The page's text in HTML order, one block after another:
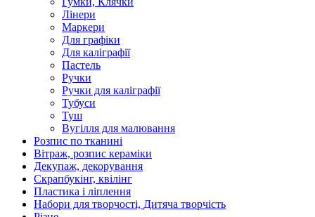
Лінери
Маркери
Для графіки
Для каліграфії
Пастель
Ручки
Ручки для каліграфії
Тубуси
Туш
Вугілля для малювання
Розпис по тканині
Вітраж, розпис кераміки
Декупаж, декорування
Скрапбукінг, квілінг
Пластика і ліплення
Набори для творчості, Дитяча творчість